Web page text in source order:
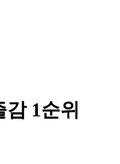
감 1순위